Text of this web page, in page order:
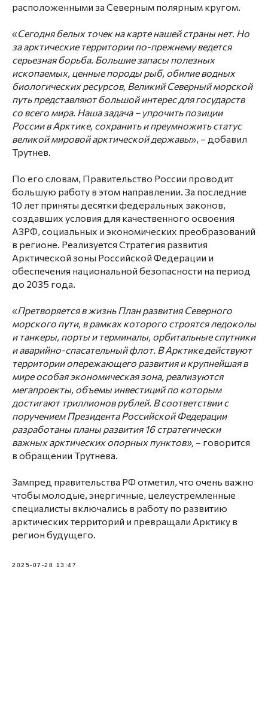
расположенными за Северным полярным кругом.
«Сегодня белых точек на карте нашей страны нет. Но
за арктические территории по-прежнему ведется
серьезная борьба. Большие запасы полезных
ископаемых, ценные породы рыб, обилие водных
биологических ресурсов, Великий Северный морской
путь представляют большой интерес для государств
со всего мира. Наша задача – упрочить позиции
России в Арктике, сохранить и преумножить статус
великой мировой арктической державы», – добавил
Трутнев.
По его словам, Правительство России проводит
большую работу в этом направлении. За последние
10 лет приняты десятки федеральных законов,
создавших условия для качественного освоения
АЗРФ, социальных и экономических преобразований
в регионе. Реализуется Стратегия развития
Арктической зоны Российской Федерации и
обеспечения национальной безопасности на период
до 2035 года.
«Претворяется в жизнь План развития Северного
морского пути, в рамках которого строятся ледоколы
и танкеры, порты и терминалы, орбитальные спутники
и аварийно-спасательный флот. В Арктике действуют
территории опережающего развития и крупнейшая в
мире особая экономическая зона, реализуются
мегапроекты, объемы инвестиций по которым
достигают триллионов рублей. В соответствии с
поручением Президента Российской Федерации
разработаны планы развития 16 стратегически
важных арктических опорных пунктов», – говорится
в обращении Трутнева.
Зампред правительства РФ отметил, что очень важно
чтобы молодые, энергичные, целеустремленные
специалисты включались в работу по развитию
арктических территорий и превращали Арктику в
регион будущего.
2025-07-28 13:47